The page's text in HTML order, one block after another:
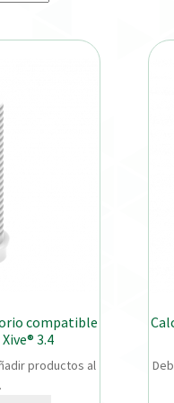
compatible
3.4
productos al